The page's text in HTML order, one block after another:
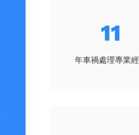
13
年車禍處理專業